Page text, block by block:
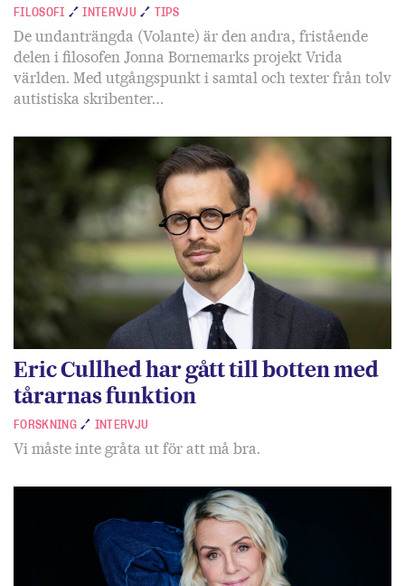
FILOSOFI INTERVJU TIPS
De undanträngda (Volante) är den andra, fristående
delen i filosofen Jonna Bornemarks projekt Vrida
världen. Med utgångspunkt i samtal och texter från tolv
autistiska skribenter…
Eric Cullhed har gått till botten med
tårarnas funktion
FORSKNING INTERVJU
Vi måste inte gråta ut för att må bra.